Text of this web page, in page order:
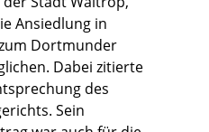
Ansiedlung in
Dortmunder
Dabei zitierte
des
Sein